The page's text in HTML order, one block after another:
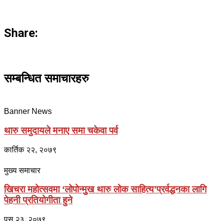
Share:
सम्बन्धित समाचारहरु
Banner News
थारु समुदायले मनाए समा चकेवा पर्व
कार्तिक २२, २०७९
मुख्य समाचार
खिचरा महोत्सवमा ‘लोपोन्मुुख थारु लोक साहित्य’प्रर्वद्धनका लागि
पेहनी प्रतियोगीता हुने